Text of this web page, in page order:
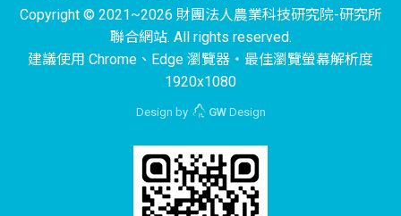
Copyright © 2021~2026 財團法人農業科技研究院-研究所
聯合網站. All rights reserved.
建議使用 Chrome、Edge 瀏覽器‧最佳瀏覽螢幕解析度
1920x1080
Design by GWDesign